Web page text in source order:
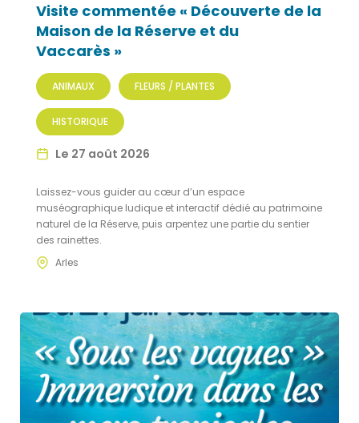
Visite commentée « Découverte de la
Maison de la Réserve et du
Vaccarès »
ANIMAUX FLEURS / PLANTES
HISTORIQUE
Le 27 août 2026
Laissez-vous guider au cœur d’un espace
muséographique ludique et interactif dédié au patrimoine
naturel de la Réserve, puis arpentez une partie du sentier
des rainettes.
Arles